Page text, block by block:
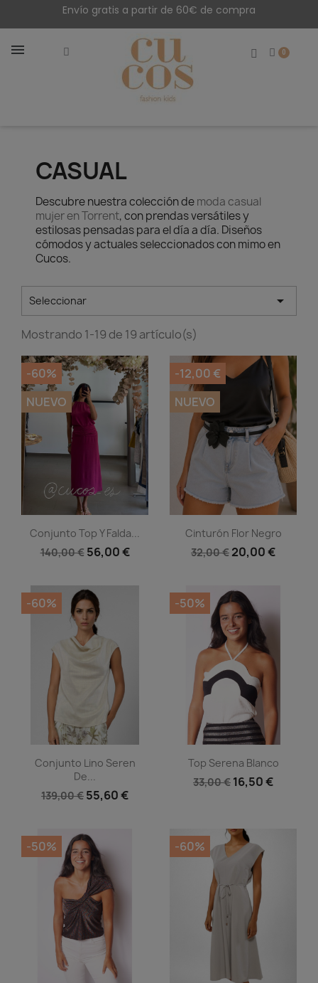
Envío gratis a partir de 60€ de compra
CASUAL
Descubre nuestra colección demoda casual
mujer en Torrent, con prendas versátiles y
estilosas pensadas para el día a día. Diseños
cómodos y actuales seleccionados con mimo en
Cucos.
Seleccionar 
Mostrando 1-19 de 19 artículo(s)
Vista rápida
Conjunto Top Y Falda...
140,00 € 56,00 €
-60%
NUEVO
Vista rápida
Cinturón Flor Negro
32,00 € 20,00 €
-12,00 €
NUEVO
Vista rápida
Conjunto Lino Seren
De...
139,00 € 55,60 €
-60%
 Vista rápida
Top Serena Blanco
33,00 € 16,50 €
-50%
-50% -60%